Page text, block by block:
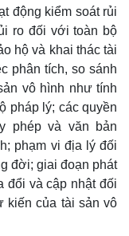
động kiểm soát rủi
ro đối với toàn bộ
hộ và khai thác tài
phân tích, so sánh
vô hình như tính
pháp lý; các quyền
phép và văn bản
phạm vi địa lý đối
đời; giai đoạn phát
đổi và cập nhật đối
kiến của tài sản vô